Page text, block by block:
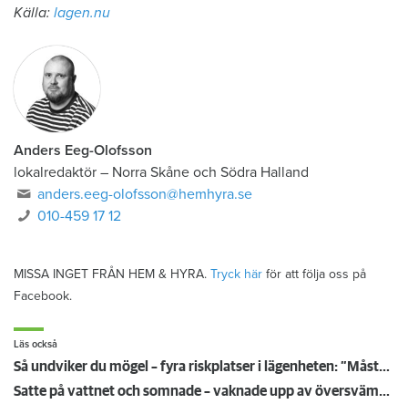
Källa: lagen.nu
Anders Eeg-Olofsson
lokalredaktör – Norra Skåne och Södra Halland
anders.eeg-olofsson@hemhyra.se
010-459 17 12
MISSA INGET FRÅN HEM & HYRA. Tryck här för att följa oss på
Facebook.
Läs också
Så undviker du mögel – fyra riskplatser i lägenheten: ”Måste städa bort”
Satte på vattnet och somnade – vaknade upp av översvämning hos grannen